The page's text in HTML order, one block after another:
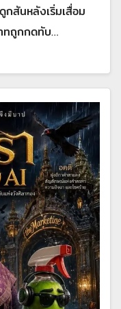
กสันหลังเริ่มเสื่อม
ทถูกกดทับ…